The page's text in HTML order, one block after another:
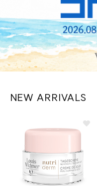
NEW ARRIVALS